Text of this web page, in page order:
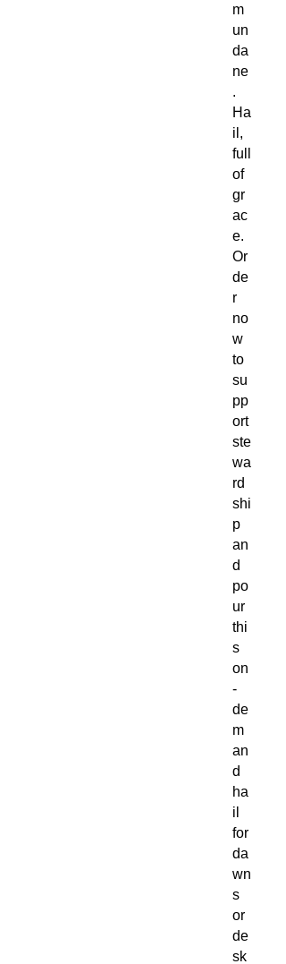
m
un
da
ne
.
Ha
il,
full
of
gr
ac
e.
Or
de
r
no
w
to
su
pp
ort
ste
wa
rd
shi
p
an
d
po
ur
thi
s
on
-
de
m
an
d
ha
il
for
da
wn
s
or
de
sk